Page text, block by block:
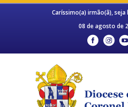
Caríssimo(a) irmão(ã), seja
08 de agosto de